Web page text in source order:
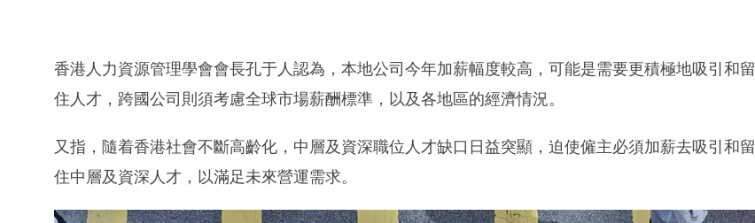
香港人力資源管理學會會長孔于人認為，本地公司今年加薪幅度較高，可能是需要更積極地吸引和留
住人才，跨國公司則須考慮全球市場薪酬標準，以及各地區的經濟情況。
又指，隨着香港社會不斷高齡化，中層及資深職位人才缺口日益突顯，迫使僱主必須加薪去吸引和留
住中層及資深人才，以滿足未來營運需求。